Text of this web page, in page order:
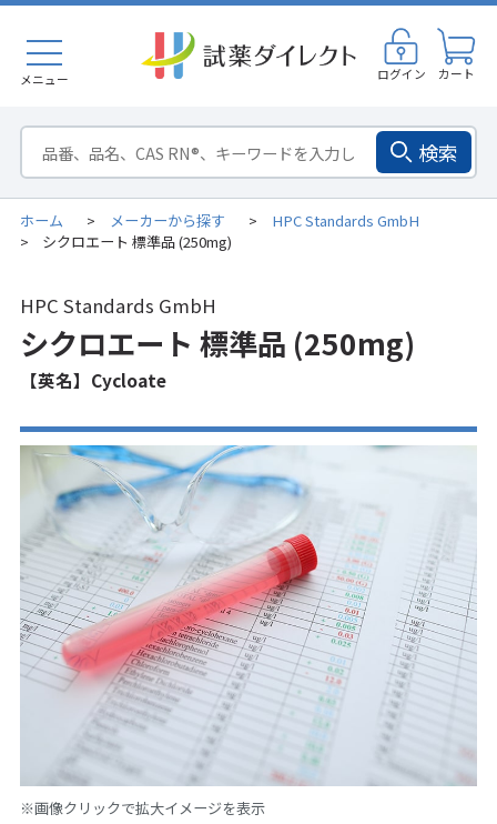
メニュー ログイン カート
検索
ホーム > メーカーから探す > HPC Standards GmbH
> シクロエート 標準品 (250mg)
HPC Standards GmbH
シクロエート 標準品 (250mg)
【英名】Cycloate
※画像クリックで拡大イメージを表示